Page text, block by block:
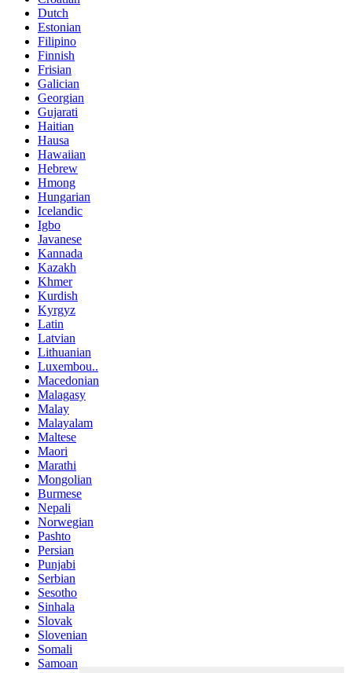
Dutch
Estonian
Filipino
Finnish
Frisian
Galician
Georgian
Gujarati
Haitian
Hausa
Hawaiian
Hebrew
Hmong
Hungarian
Icelandic
Igbo
Javanese
Kannada
Kazakh
Khmer
Kurdish
Kyrgyz
Latin
Latvian
Lithuanian
Luxembou..
Macedonian
Malagasy
Malay
Malayalam
Maltese
Maori
Marathi
Mongolian
Burmese
Nepali
Norwegian
Pashto
Persian
Punjabi
Serbian
Sesotho
Sinhala
Slovak
Slovenian
Somali
Samoan